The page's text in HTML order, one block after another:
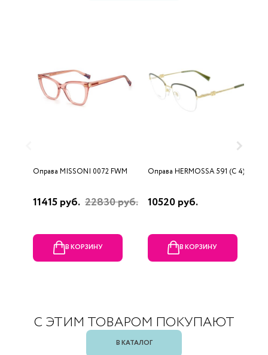
Оправа MISSONI 0072 FWM
11415 руб. 22830 руб.
В КОРЗИНУ
Оправа HERMOSSA 591 (C 4)
10520 руб.
В КОРЗИНУ
С ЭТИМ ТОВАРОМ ПОКУПАЮТ
В КАТАЛОГ